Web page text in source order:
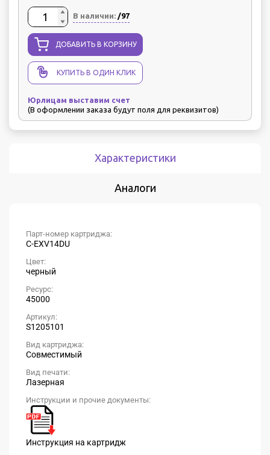
В наличии: /97
ДОБАВИТЬ В КОРЗИНУ
КУПИТЬ В ОДИН КЛИК
Юрлицам выставим счет
(В оформлении заказа будут поля для реквизитов)
Характеристики
Аналоги
Парт-номер картриджа:
C-EXV14DU
Цвет:
черный
Ресурс:
45000
Артикул:
S1205101
Вид картриджа:
Совместимый
Вид печати:
Лазерная
Инструкции и прочие документы:
Инструкция на картридж